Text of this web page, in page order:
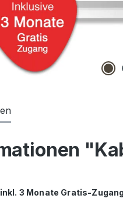
3 Monate Gratis-